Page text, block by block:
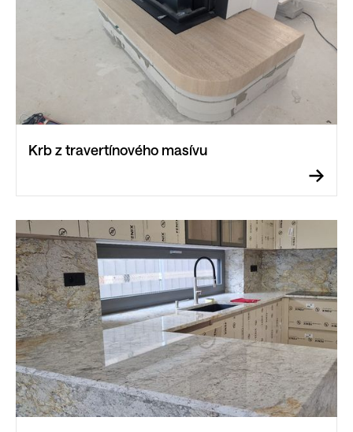
Krb z travertínového masívu